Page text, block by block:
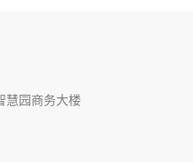
慧园商务大楼